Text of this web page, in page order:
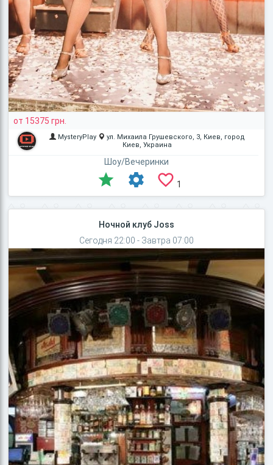
от 15375 грн.
MysteryPlay
ул. Михаила Грушевского, 3, Киев, город
Киев, Украина
Шоу/Вечеринки
1
Ночной клуб Joss
Сегодня 22:00 - Завтра 07:00